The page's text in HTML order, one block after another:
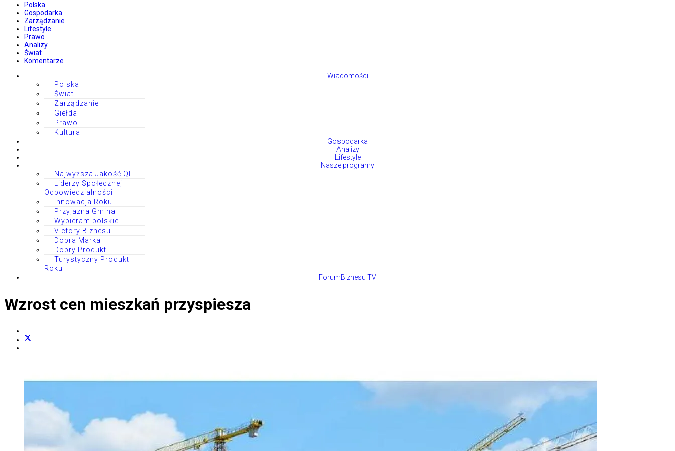
Polska
Gospodarka
Zarządzanie
Lifestyle
Prawo
Analizy
Świat
Komentarze
Wiadomości
Polska
Świat
Zarządzanie
Giełda
Prawo
Kultura
Gospodarka
Analizy
Lifestyle
Nasze programy
Najwyższa Jakość QI
Liderzy Społecznej
Odpowiedzialności
Innowacja Roku
Przyjazna Gmina
Wybieram polskie
Victory Biznesu
Dobra Marka
Dobry Produkt
Turystyczny Produkt
Roku
ForumBiznesu TV
Wzrost cen mieszkań przyspiesza